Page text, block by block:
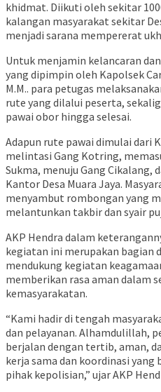
khidmat. Diikuti oleh sekitar
kalangan masyarakat sekitar
menjadi sarana mempererat
Untuk menjamin kelancaran
yang dipimpin oleh Kapolsek
M.M.. para petugas
rute yang dilalui peserta,
pawai obor hingga selesai.
Adapun rute pawai dimulai dari
melintasi Gang Kotring,
Sukma, menuju Gang
Kantor Desa Muara Jaya.
menyambut rombongan yang
melantunkan takbir dan syair
AKP Hendra dalam
kegiatan ini merupakan bagian
mendukung kegiatan
memberikan rasa aman dalam
kemasyarakatan.
“Kami hadir di tengah
dan pelayanan. Alhamdulillah,
berjalan dengan tertib, aman,
kerja sama dan koordinasi
pihak kepolisian,” ujar AKP